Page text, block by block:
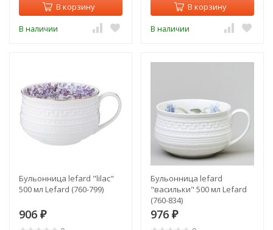
В корзину
В наличии
В корзину
В наличии
Бульонница lefard "lilac"
500 мл Lefard (760-799)
906 ₽
Бульонница lefard
"васильки" 500 мл Lefard
(760-834)
976 ₽